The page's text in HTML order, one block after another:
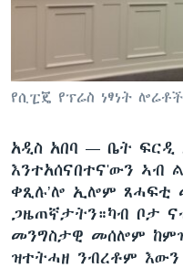
ቂሔ ጽልሚ
የሲፒጄ የፕሬስ ነፃነት
አዲስ አበባ — ቤት ፍርዲ
እንተአሰናበተና'ውን ኣብ
ቀጺሉ’ሎ ኢሎም ጸሓፍቲ
ጋዜጠኛታትን።ካብ ቦታ
መንግስታዊ መሰሎም
ዝተትሓዘ ንብረቶም